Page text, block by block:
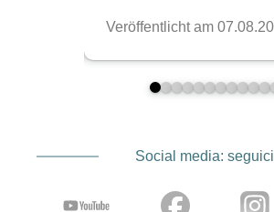
Social media: seguici